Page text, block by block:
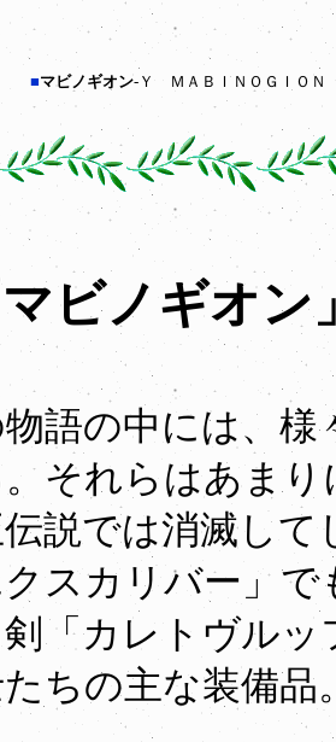
■マビノギオン-Ｙ ＭＡＢＩＮＯＧＩＯＮ
ビノギオン
語の中には、様
それらはあま
説では消滅し
スカリバー」で
「カレトヴル
ちの主な装備品